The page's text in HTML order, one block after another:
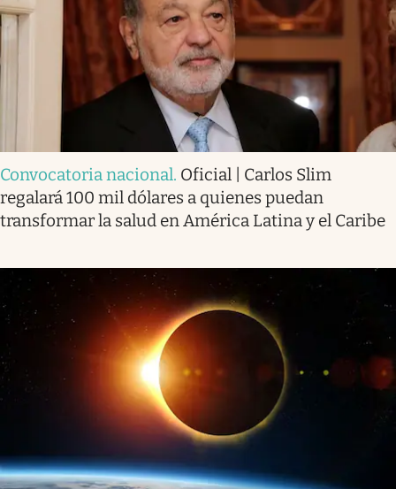
Convocatoria nacional. Oficial | Carlos Slim
regalará 100 mil dólares a quienes puedan
transformar la salud en América Latina y el Caribe